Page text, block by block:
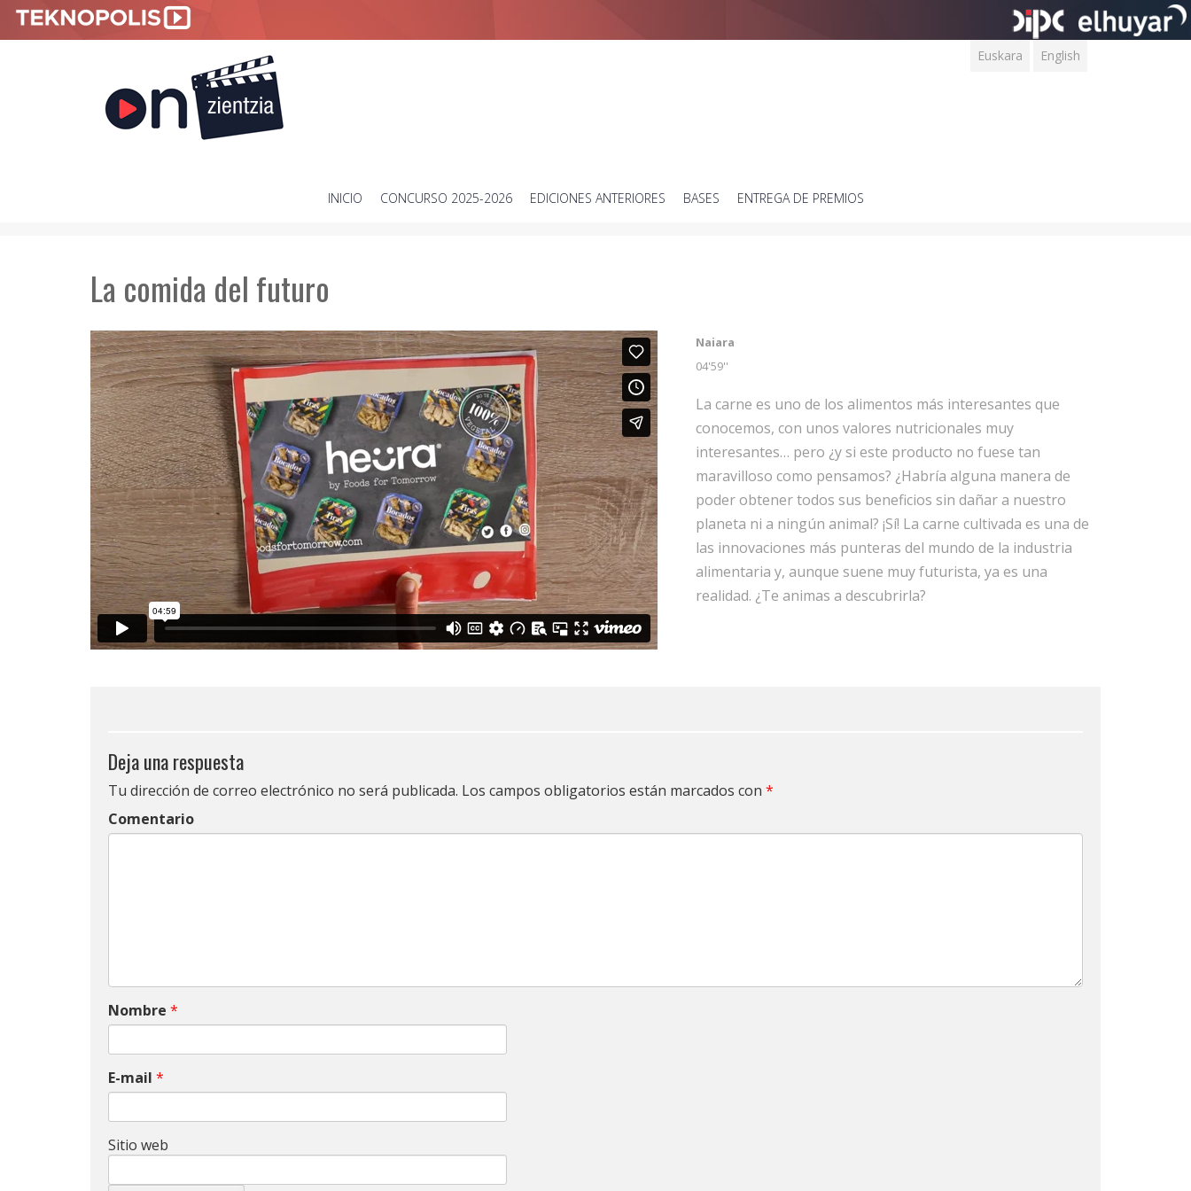
Euskara English
SKIP
INICIO CONCURSO 2025-2026 EDICIONES ANTERIORES BASES ENTREGA DE PREMIOS
La comida del futuro
Naiara
04'59''
La carne es uno de los alimentos más interesantes que
conocemos, con unos valores nutricionales muy
interesantes… pero ¿y si este producto no fuese tan
maravilloso como pensamos? ¿Habría alguna manera de
poder obtener todos sus beneficios sin dañar a nuestro
planeta ni a ningún animal? ¡Sí! La carne cultivada es una de
las innovaciones más punteras del mundo de la industria
alimentaria y, aunque suene muy futurista, ya es una
realidad. ¿Te animas a descubrirla?
Deja una respuesta
Tu dirección de correo electrónico no será publicada. Los campos obligatorios están marcados con *
Comentario
Nombre *
E-mail *
Sitio web